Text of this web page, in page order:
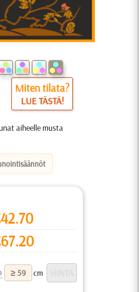
Miten tilata?
LUE TÄSTÄ!
aiheelle musta
42.70
67.20
cm